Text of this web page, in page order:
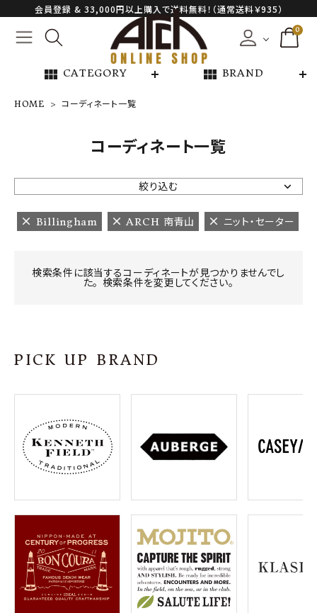
会員登録 & 33,000円以上購入で送料無料！（通常送料￥935）
0
view_module CATEGORY view_module BRAND
NEW ARRIVAL
ARCH EXCLUSIVE
BRAND
INFORMATION
ご利用ガイド
プライバシーポリシー
特定商取引法について
お問い合わせ
OFFICIAL WEB SITE
ACCOUNT MENU
ようこそ ゲスト 様
meeting_room ログイン 会員登録
HOME コーディネート一覧
コーディネート一覧
絞り込む
Billingham ARCH 南青山 ニット・セーター
検索条件に該当するコーディネートが見つかりませんでし
た。 検索条件を変更してください。
PICK UP BRAND